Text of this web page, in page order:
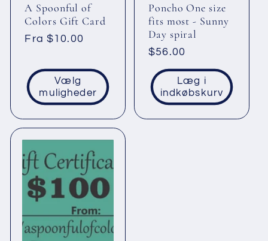
:
A Spoonful of
Colors Gift Card
Normalpris
Fra $10.00
Vælg
muligheder
Poncho One size
fits most - Sunny
Day spiral
Normalpris
$56.00
Læg i
indkøbskurv